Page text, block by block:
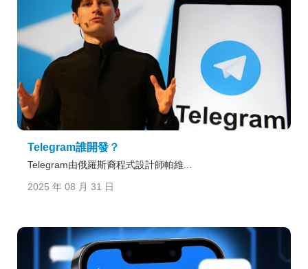
Telegram誰開發？
Telegram由俄羅斯裔程式設計師帕維...
2025 年 08 月 31 日